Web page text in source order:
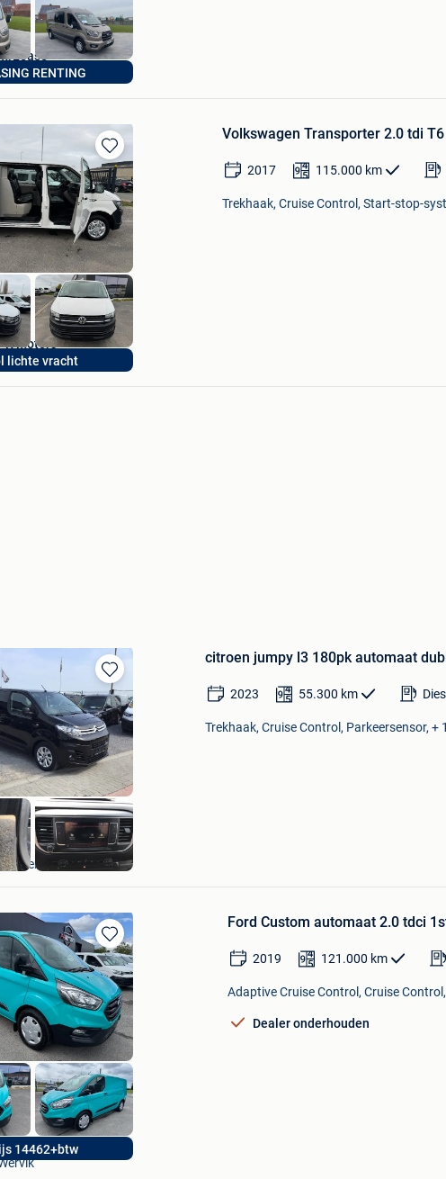
RENTING
Bewaren
in
Mijn
Favorieten
lichte vracht
Volkswagen Transporter 2.0 tdi
2017 115.000 km
Trekhaak, Cruise Control, Start-stop-
Motors
Bewaren
in
Mijn
Favorieten
citroen jumpy l3 180pk automaat
2023 55.300 km
Trekhaak, Cruise Control, Parkeersensor, +
Bewaren
in
Mijn
Favorieten
14462+btw
Ford Custom automaat 2.0 tdci
2019 121.000 km
Adaptive Cruise Control, Cruise
Dealer onderhouden
PR Motors